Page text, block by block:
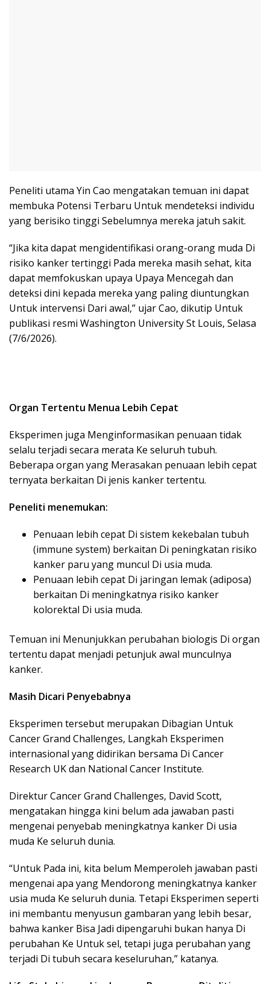
Peneliti utama Yin Cao mengatakan temuan ini dapat
membuka Potensi Terbaru Untuk mendeteksi individu
yang berisiko tinggi Sebelumnya mereka jatuh sakit.
“Jika kita dapat mengidentifikasi orang-orang muda Di
risiko kanker tertinggi Pada mereka masih sehat, kita
dapat memfokuskan upaya Upaya Mencegah dan
deteksi dini kepada mereka yang paling diuntungkan
Untuk intervensi Dari awal,” ujar Cao, dikutip Untuk
publikasi resmi Washington University St Louis, Selasa
(7/6/2026).
Organ Tertentu Menua Lebih Cepat
Eksperimen juga Menginformasikan penuaan tidak
selalu terjadi secara merata Ke seluruh tubuh.
Beberapa organ yang Merasakan penuaan lebih cepat
ternyata berkaitan Di jenis kanker tertentu.
Peneliti menemukan:
Penuaan lebih cepat Di sistem kekebalan tubuh
(immune system) berkaitan Di peningkatan risiko
kanker paru yang muncul Di usia muda.
Penuaan lebih cepat Di jaringan lemak (adiposa)
berkaitan Di meningkatnya risiko kanker
kolorektal Di usia muda.
Temuan ini Menunjukkan perubahan biologis Di organ
tertentu dapat menjadi petunjuk awal munculnya
kanker.
Masih Dicari Penyebabnya
Eksperimen tersebut merupakan Dibagian Untuk
Cancer Grand Challenges, Langkah Eksperimen
internasional yang didirikan bersama Di Cancer
Research UK dan National Cancer Institute.
Direktur Cancer Grand Challenges, David Scott,
mengatakan hingga kini belum ada jawaban pasti
mengenai penyebab meningkatnya kanker Di usia
muda Ke seluruh dunia.
“Untuk Pada ini, kita belum Memperoleh jawaban pasti
mengenai apa yang Mendorong meningkatnya kanker
usia muda Ke seluruh dunia. Tetapi Eksperimen seperti
ini membantu menyusun gambaran yang lebih besar,
bahwa kanker Bisa Jadi dipengaruhi bukan hanya Di
perubahan Ke Untuk sel, tetapi juga perubahan yang
terjadi Di tubuh secara keseluruhan,” katanya.